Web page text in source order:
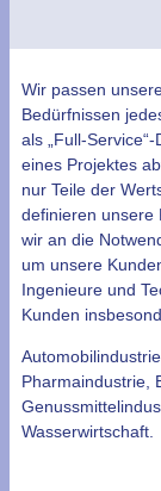
Wir passen
Bedürfnissen
als „Full-
eines Projektes
nur Teile der
definieren unsere
wir an die
um unsere
Ingenieure und
Kunden
Pharmaindustrie,
Wasserwirtschaft.